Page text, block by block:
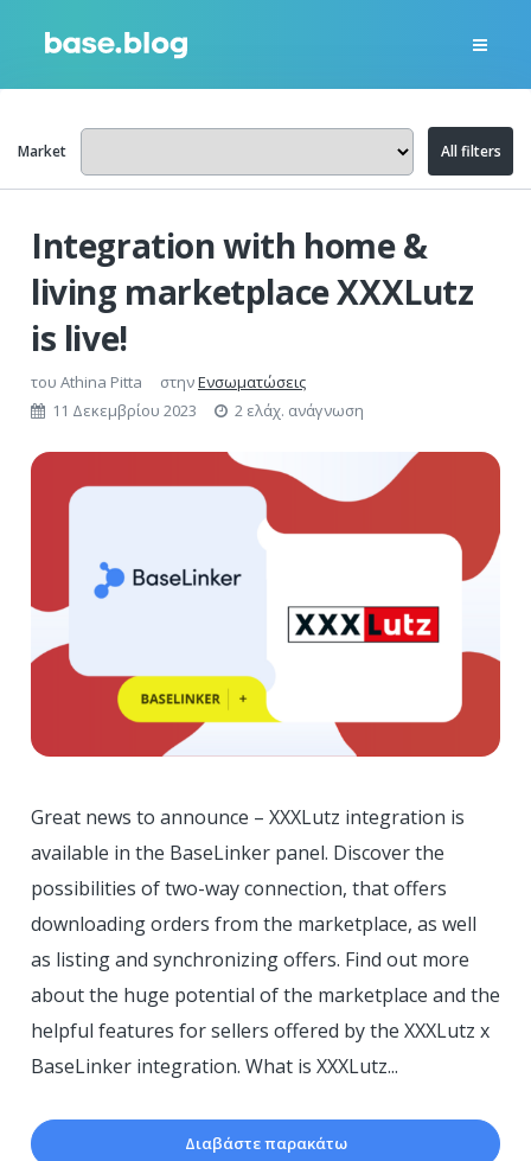
Market All filters
Integration with home &
living marketplace XXXLutz
is live!
του Athina Pitta στηνΕνσωματώσεις
11 Δεκεμβρίου 2023
2 ελάχ. ανάγνωση
Great news to announce – XXXLutz integration is
available in the BaseLinker panel. Discover the
possibilities of two-way connection, that offers
downloading orders from the marketplace, as well
as listing and synchronizing offers. Find out more
about the huge potential of the marketplace and the
helpful features for sellers offered by the XXXLutz x
BaseLinker integration. What is XXXLutz...
Διαβάστε παρακάτω